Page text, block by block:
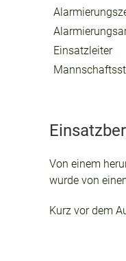
Einsatzleiter
Von einem
wurde von
Kurz vor dem